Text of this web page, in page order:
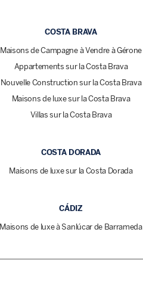
COSTA BRAVA
Maisons de Campagne à Vendre à Gérone
Appartements sur la Costa Brava
Nouvelle Construction sur la Costa Brava
Maisons de luxe sur la Costa Brava
Villas sur la Costa Brava
COSTA DORADA
Maisons de luxe sur la Costa Dorada
CÁDIZ
Maisons de luxe à Sanlúcar de Barrameda